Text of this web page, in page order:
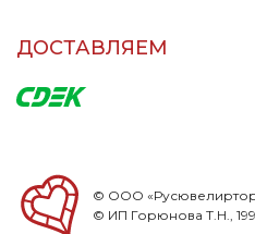
ДОСТАВЛЯЕМ
© ООО
© ИП Горюнова Т.Н.,